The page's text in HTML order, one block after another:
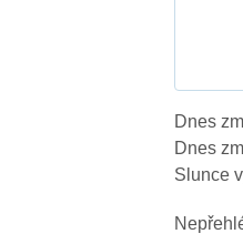
Dnes
Dnes
Slunce